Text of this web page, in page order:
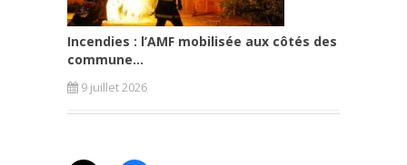
Incendies : l’AMF mobilisée aux côtés des
commune...
9 juillet 2026